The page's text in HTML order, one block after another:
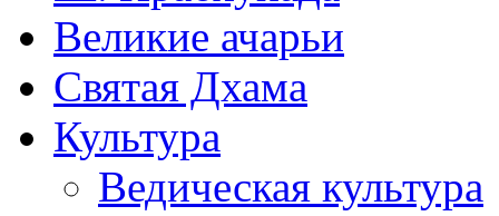
Великие ачарьи
Святая Дхама
Культура
Ведическая культура